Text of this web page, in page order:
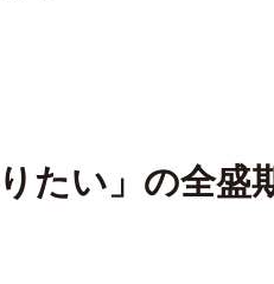
たい」の全盛